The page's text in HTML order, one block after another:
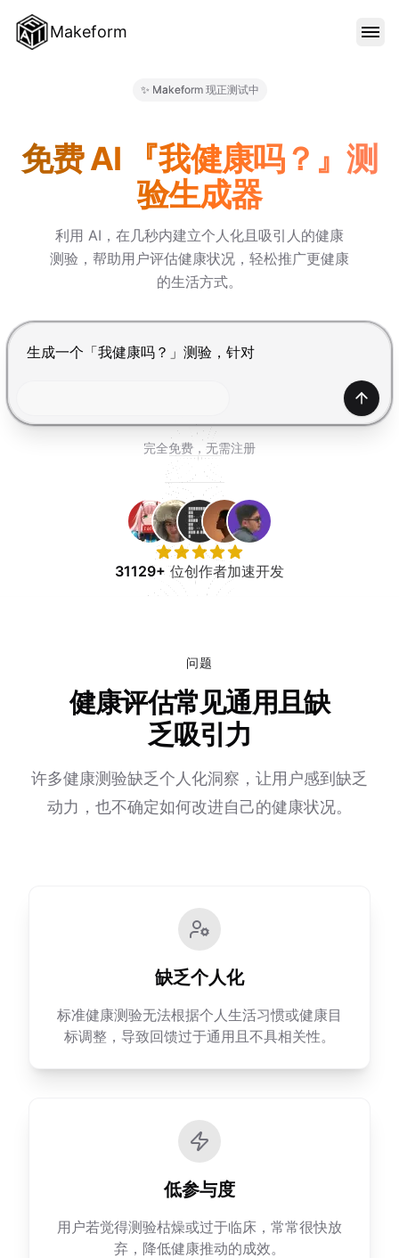
Makeform
价格
登入
✨ Makeform 现正测试中
免费 AI 『我健康吗？』测
验生成器
利用 AI，在几秒内建立个人化且吸引人的健康
测验，帮助用户评估健康状况，轻松推广更健康
的生活方式。
按 Enter 提交，Shift+Enter 换行
产生
完全免费，无需注册
31129+ 位创作者加速开发
问题
健康评估常见通用且缺
乏吸引力
许多健康测验缺乏个人化洞察，让用户感到缺乏
动力，也不确定如何改进自己的健康状况。
缺乏个人化
标准健康测验无法根据个人生活习惯或健康目
标调整，导致回馈过于通用且不具相关性。
低参与度
用户若觉得测验枯燥或过于临床，常常很快放
弃，降低健康推动的成效。